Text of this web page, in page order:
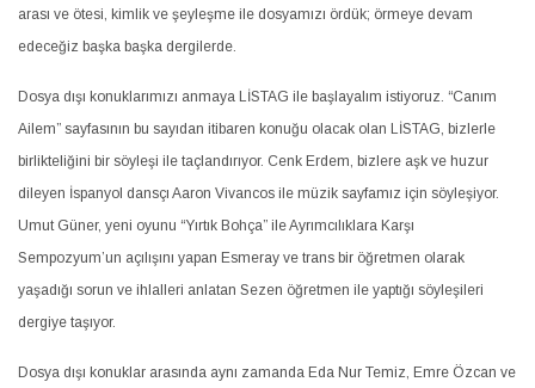
arası ve ötesi, kimlik ve şeyleşme ile dosyamızı ördük; örmeye devam
edeceğiz başka başka dergilerde.
Dosya dışı konuklarımızı anmaya LİSTAG ile başlayalım istiyoruz. “Canım
Ailem” sayfasının bu sayıdan itibaren konuğu olacak olan LİSTAG, bizlerle
birlikteliğini bir söyleşi ile taçlandırıyor. Cenk Erdem, bizlere aşk ve huzur
dileyen İspanyol dansçı Aaron Vivancos ile müzik sayfamız için söyleşiyor.
Umut Güner, yeni oyunu “Yırtık Bohça” ile Ayrımcılıklara Karşı
Sempozyum’un açılışını yapan Esmeray ve trans bir öğretmen olarak
yaşadığı sorun ve ihlalleri anlatan Sezen öğretmen ile yaptığı söyleşileri
dergiye taşıyor.
Dosya dışı konuklar arasında aynı zamanda Eda Nur Temiz, Emre Özcan ve